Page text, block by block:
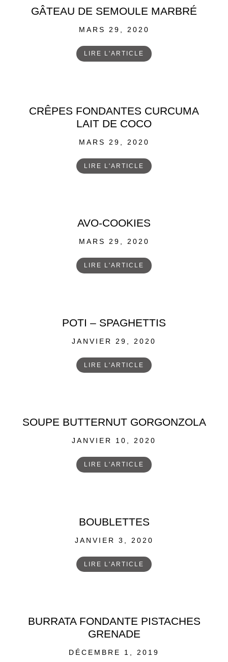
GÂTEAU DE SEMOULE MARBRÉ
POSTED
MARS 29, 2020
LIRE L'ARTICLE
CRÊPES FONDANTES CURCUMA
LAIT DE COCO
POSTED
MARS 29, 2020
LIRE L'ARTICLE
AVO-COOKIES
POSTED
MARS 29, 2020
LIRE L'ARTICLE
POTI – SPAGHETTIS
POSTED
JANVIER 29, 2020
LIRE L'ARTICLE
SOUPE BUTTERNUT GORGONZOLA
POSTED
JANVIER 10, 2020
LIRE L'ARTICLE
BOUBLETTES
POSTED
JANVIER 3, 2020
LIRE L'ARTICLE
BURRATA FONDANTE PISTACHES
GRENADE
POSTED
DÉCEMBRE 1, 2019